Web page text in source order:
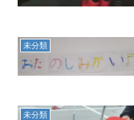
未分類
未分類